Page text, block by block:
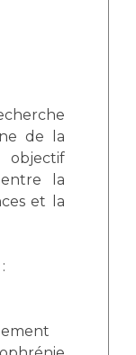
de la
la
et la